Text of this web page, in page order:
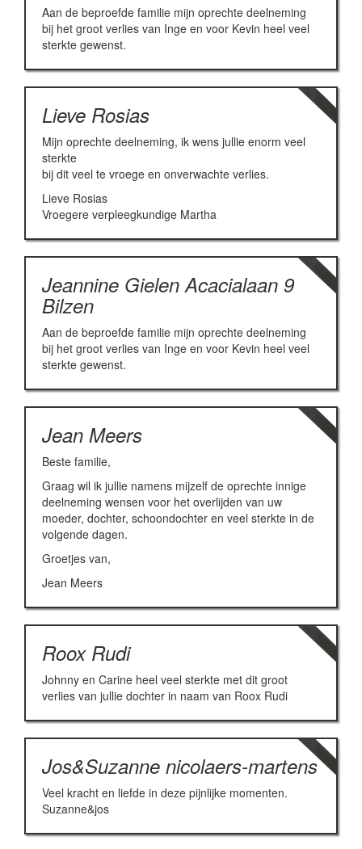
Aan de beproefde familie mijn oprechte deelneming
bij het groot verlies van Inge en voor Kevin heel veel
sterkte gewenst.
Lieve Rosias
Mijn oprechte deelneming, ik wens jullie enorm veel
sterkte
bij dit veel te vroege en onverwachte verlies.
Lieve Rosias
Vroegere verpleegkundige Martha
Jeannine Gielen Acacialaan 9
Bilzen
Aan de beproefde familie mijn oprechte deelneming
bij het groot verlies van Inge en voor Kevin heel veel
sterkte gewenst.
Jean Meers
Beste familie,
Graag wil ik jullie namens mijzelf de oprechte innige
deelneming wensen voor het overlijden van uw
moeder, dochter, schoondochter en veel sterkte in de
volgende dagen.
Groetjes van,
Jean Meers
Roox Rudi
Johnny en Carine heel veel sterkte met dit groot
verlies van jullie dochter in naam van Roox Rudi
Jos&Suzanne nicolaers-martens
Veel kracht en liefde in deze pijnlijke momenten.
Suzanne&jos